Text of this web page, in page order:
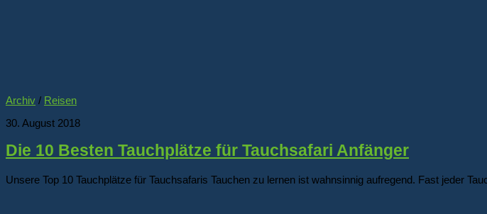
Archiv / Reisen
30. August 2018
Die 10 Besten Tauchplätze für Tauchsafari Anfänger
Unsere Top 10 Tauchplätze für Tauchsafaris Tauchen zu lernen ist wahnsinnig aufregend. Fast jeder